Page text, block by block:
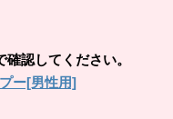
認してください。
ー[男性用]